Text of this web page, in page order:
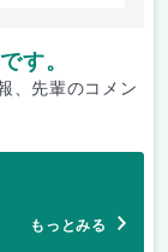
す。
、先輩のコメン
もっとみる